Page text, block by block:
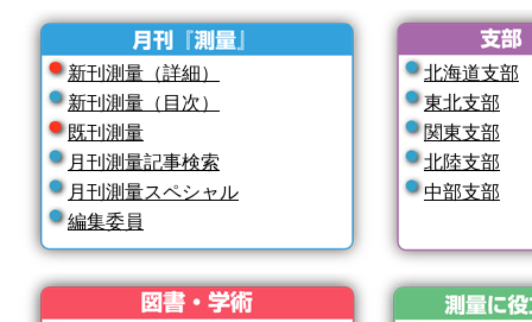
新刊測量（詳細）
新刊測量（目次）
既刊測量
月刊測量記事検索
月刊測量スペシャル
編集委員
北海道支部
東北支部
関東支部
北陸支部
中部支部